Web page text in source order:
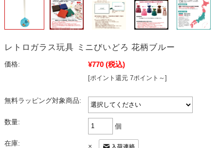
レトロガラス玩具 ミニびいどろ 花柄ブルー
価格: ¥770 (税込)
[ポイント還元 7ポイント～]
無料ラッピング対象商品:
数量:
個
在庫: ×